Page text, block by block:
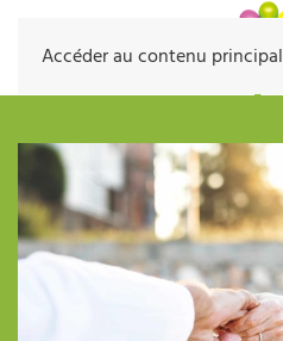
Accéder au contenu principal